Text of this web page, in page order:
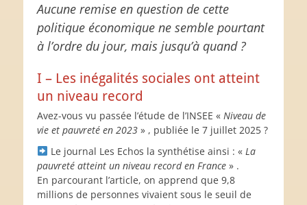
Aucune remise en question de cette
politique économique ne semble pourtant
à l’ordre du jour, mais jusqu’à quand ?
I – Les inégalités sociales ont atteint
un niveau record
Avez-vous vu passée l’étude de l’INSEE « Niveau de
vie et pauvreté en 2023 » , publiée le 7 juillet 2025 ?
Le journal Les Echos la synthétise ainsi : « La
pauvreté atteint un niveau record en France » .
En parcourant l’article, on apprend que 9,8
millions de personnes vivaient sous le seuil de